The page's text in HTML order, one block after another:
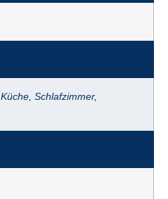
Küche Schlafzimmer,